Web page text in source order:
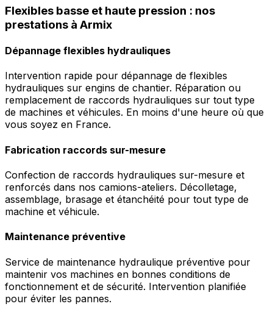
Flexibles basse et haute pression : nos
prestations à Armix
Dépannage flexibles hydrauliques
Intervention rapide pour dépannage de flexibles
hydrauliques sur engins de chantier. Réparation ou
remplacement de raccords hydrauliques sur tout type
de machines et véhicules. En moins d'une heure où que
vous soyez en France.
Fabrication raccords sur-mesure
Confection de raccords hydrauliques sur-mesure et
renforcés dans nos camions-ateliers. Décolletage,
assemblage, brasage et étanchéité pour tout type de
machine et véhicule.
Maintenance préventive
Service de maintenance hydraulique préventive pour
maintenir vos machines en bonnes conditions de
fonctionnement et de sécurité. Intervention planifiée
pour éviter les pannes.